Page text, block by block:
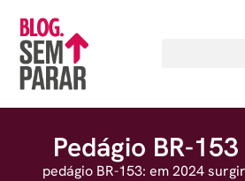
Pedágio BR-
pedágio BR-153: em 2024